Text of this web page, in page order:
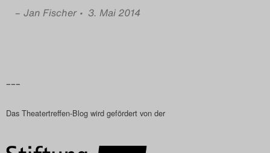
– Jan Fischer • 3. Mai 2014
–––
Das Theatertreffen-Blog wird gefördert von der